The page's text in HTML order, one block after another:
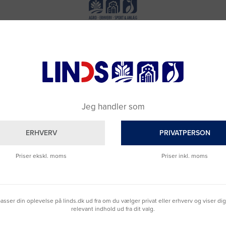
Ring til os på9992 0233
Vi sidder klar til at hjælpe dig.
Jeg handler som
ERHVERV
Priser ekskl. moms
PRIVATPERSON
Priser inkl. moms
din oplevelse på linds.dk ud fra om du vælger privat eller erhverv og viser
relevant indhold ud fra dit valg.